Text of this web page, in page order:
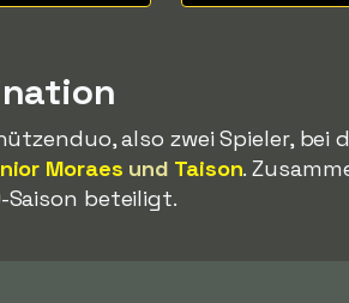
also zwei Spieler, bei
Moraes und Taison.
Saison beteiligt.